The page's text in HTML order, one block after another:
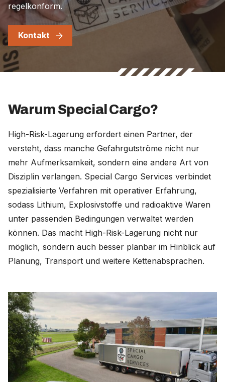
regelkonform.
Kontakt
Warum Special Cargo?
High-Risk-Lagerung erfordert einen Partner, der
versteht, dass manche Gefahrgutströme nicht nur
mehr Aufmerksamkeit, sondern eine andere Art von
Disziplin verlangen. Special Cargo Services verbindet
spezialisierte Verfahren mit operativer Erfahrung,
sodass Lithium, Explosivstoffe und radioaktive Waren
unter passenden Bedingungen verwaltet werden
können. Das macht High-Risk-Lagerung nicht nur
möglich, sondern auch besser planbar im Hinblick auf
Planung, Transport und weitere Kettenabsprachen.